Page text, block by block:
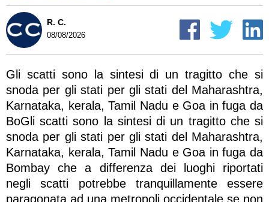
R. C.
08/08/2026
Gli scatti sono la sintesi di un tragitto che si
snoda per gli stati per gli stati del Maharashtra,
Karnataka, kerala, Tamil Nadu e Goa in fuga da
BoGli scatti sono la sintesi di un tragitto che si
snoda per gli stati per gli stati del Maharashtra,
Karnataka, kerala, Tamil Nadu e Goa in fuga da
Bombay che a differenza dei luoghi riportati
negli scatti potrebbe tranquillamente essere
paragonata ad una metropoli occidentale se non